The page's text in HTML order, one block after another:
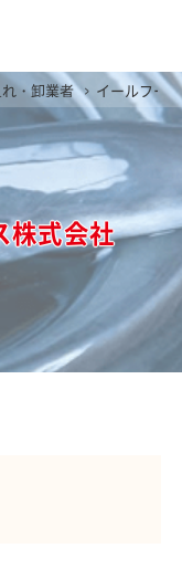
・卸業者 イールフー
株式会社